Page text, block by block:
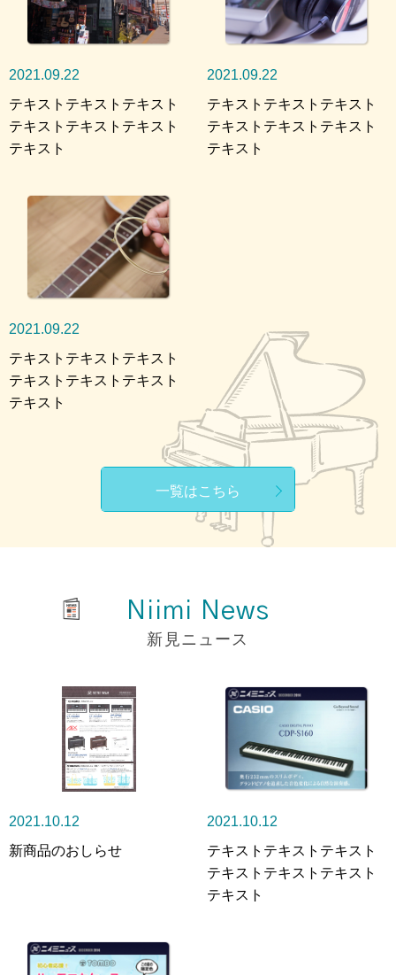
2021.09.22
テキストテキストテキスト
テキストテキストテキスト
テキスト
2021.09.22
テキストテキストテキスト
テキストテキストテキスト
テキスト
2021.09.22
テキストテキストテキスト
テキストテキストテキスト
テキスト
一覧はこちら
Niimi News
新見ニュース
2021.10.12
新商品のおしらせ
2021.10.12
テキストテキストテキスト
テキストテキストテキスト
テキスト